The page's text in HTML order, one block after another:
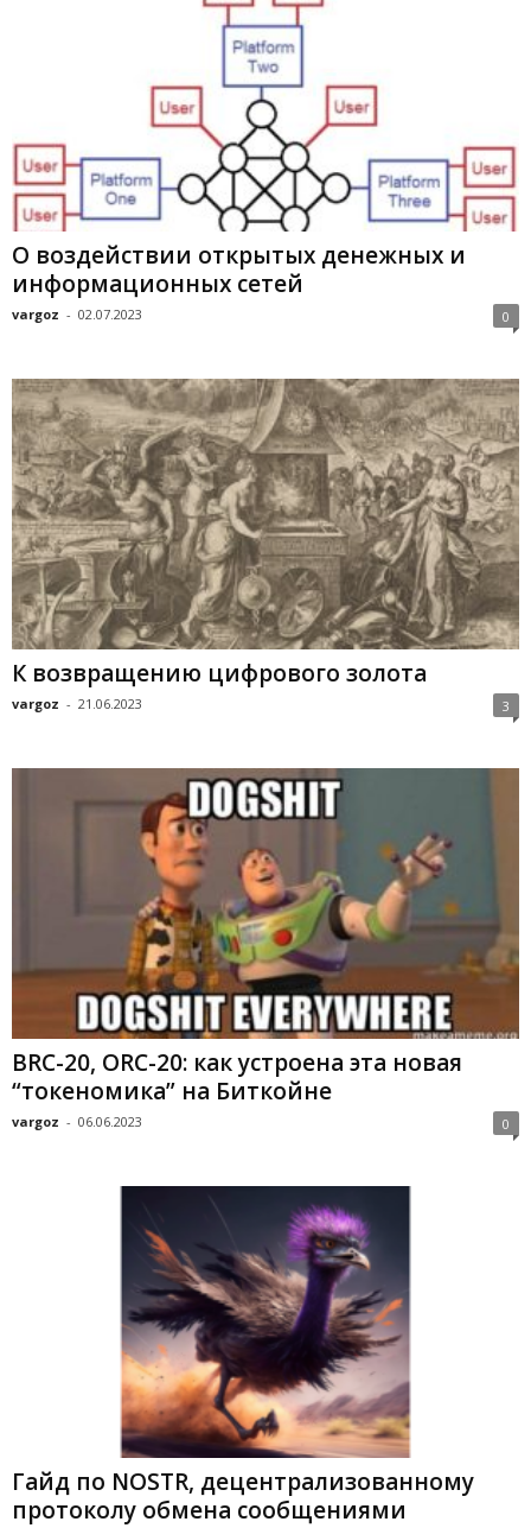
О воздействии открытых денежных и
информационных сетей
vargoz - 02.07.2023 0
К возвращению цифрового золота
vargoz - 21.06.2023 3
BRC-20, ORC-20: как устроена эта новая
“токеномика” на Биткойне
vargoz - 06.06.2023 0
Гайд по NOSTR, децентрализованному
протоколу обмена сообщениями